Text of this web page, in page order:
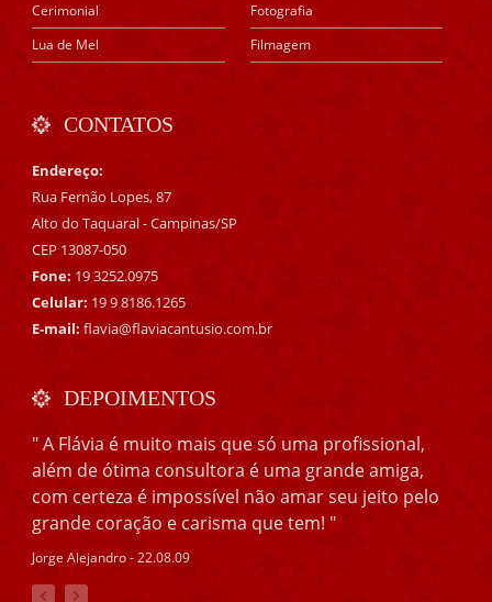
Cerimonial
Lua de Mel
Fotografia
Filmagem
CONTATOS
Endereço:
Rua Fernão Lopes, 87
Alto do Taquaral - Campinas/SP
CEP 13087-050
Fone: 19 3252.0975
Celular: 19 9 8186.1265
E-mail: flavia@flaviacantusio.com.br
DEPOIMENTOS
" A Flávia é muito mais que só uma profissional,
além de ótima consultora é uma grande amiga,
com certeza é impossível não amar seu jeito pelo
grande coração e carisma que tem! "
Jorge Alejandro - 22.08.09